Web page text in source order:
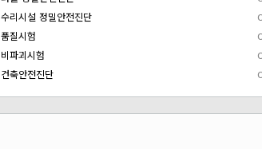
수리시설 정밀안전진단
품질시험
비파괴시험
건축안전진단